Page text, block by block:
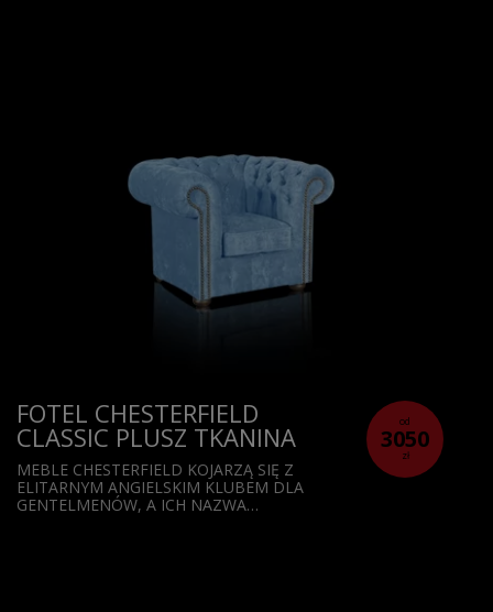
od
3050
zł
FOTEL CHESTERFIELD
CLASSIC PLUSZ TKANINA
MEBLE CHESTERFIELD KOJARZĄ SIĘ Z
ELITARNYM ANGIELSKIM KLUBEM DLA
GENTELMENÓW, A ICH NAZWA…